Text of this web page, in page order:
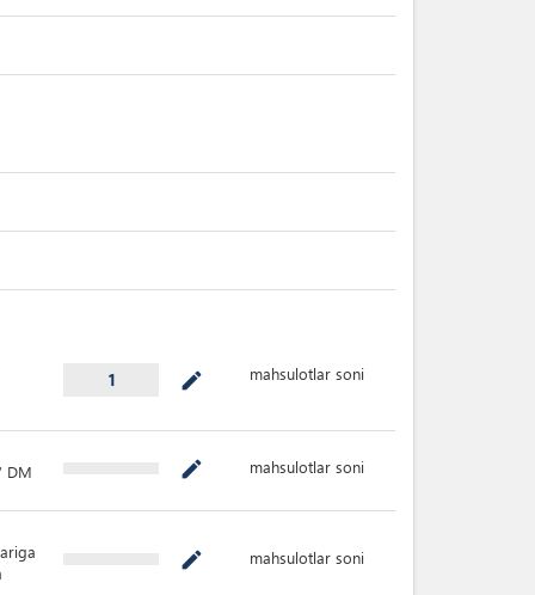
1 mode_edit mahsulotlar soni
DM
mode_edit mahsulotlar soni
mode_edit mahsulotlar soni